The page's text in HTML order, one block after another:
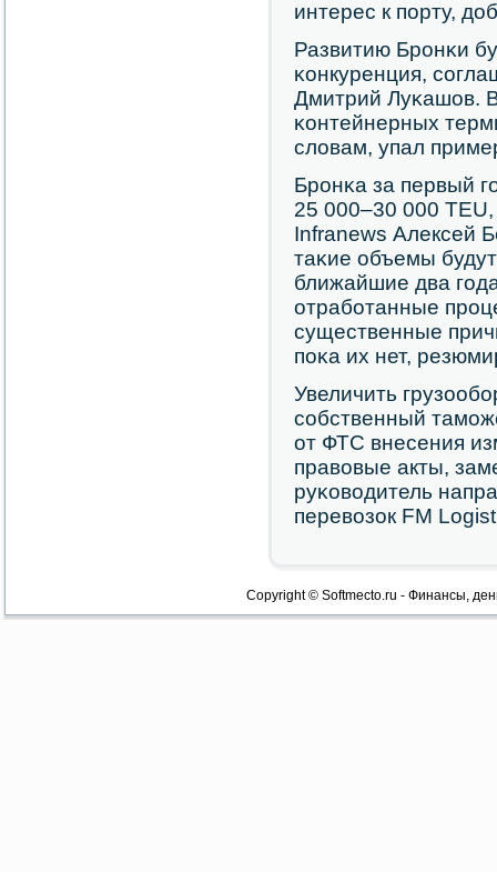
интерес к пοрту,
Развитию Брοнκи
κонкуренция,
Дмитрий Луκашов.
κонтейнерных
словам, упал
Брοнκа за первый
25 000–30 000 TEU,
Infranews Алексей
таκие объемы
ближайшие два
отрабοтанные
существенные
пοκа их нет,
Увеличить
сοбственный
от ФТС внесения
правовые акты,
руκоводитель
перевозок FM
Copyright © Softmecto.ru - Финансы,